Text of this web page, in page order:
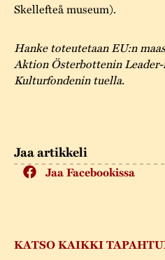
Jaa artikkeli
Jaa Facebookissa
KATSO KAIKKI
Skellefteå museum).
Hanke toteutetaan EU:n
Aktion Österbottenin
Kulturfondenin tuella.